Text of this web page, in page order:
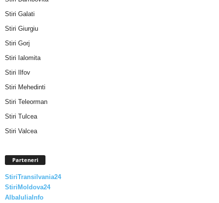
Stiri Galati
Stiri Giurgiu
Stiri Gorj
Stiri Ialomita
Stiri Ilfov
Stiri Mehedinti
Stiri Teleorman
Stiri Tulcea
Stiri Valcea
Parteneri
StiriTransilvania24
StiriMoldova24
AlbaIuliaInfo